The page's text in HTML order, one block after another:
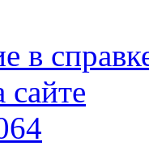
в
сайте